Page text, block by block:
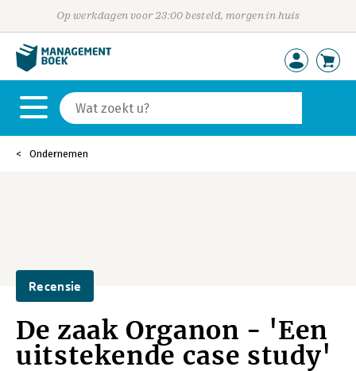
Op werkdagen voor 23:00 besteld, morgen in huis
Ondernemen
Recensie
De zaak Organon - 'Een
uitstekende case study'